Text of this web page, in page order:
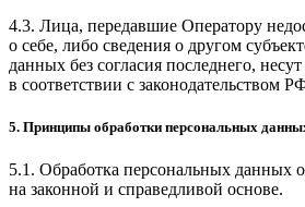
4.3. Лица, передавшие Оператору
о себе, либо сведения о другом
данных без согласия последнего,
в соответствии с законодательством
5. Принципы обработки персональных
5.1. Обработка персональных данных
на законной и справедливой основе.